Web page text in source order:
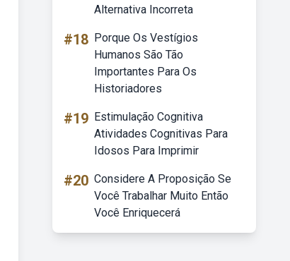
Alternativa Incorreta
#18 Porque Os Vestígios
Humanos São Tão
Importantes Para Os
Historiadores
#19 Estimulação Cognitiva
Atividades Cognitivas Para
Idosos Para Imprimir
#20 Considere A Proposição Se
Você Trabalhar Muito Então
Você Enriquecerá